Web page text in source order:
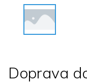
Doprava